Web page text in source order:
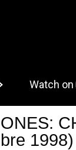
1998)